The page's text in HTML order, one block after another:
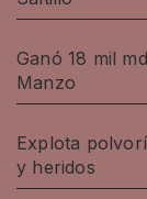
Ganó 18 mil
Manzo
Explota
y heridos